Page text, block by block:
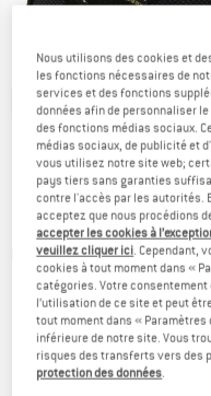
Photos détaillées
Nous utilisons des cookies et
les fonctions nécessaires de
services et des fonctions
données afin de personnaliser
des fonctions médias sociaux.
médias sociaux, de publicité et
vous utilisez notre site web;
pays tiers sans garanties
contre l'accès par les autorités.
acceptez que nous procédions
accepter les cookies à
veuillez cliquer ici. Cependant,
cookies à tout moment dans «
catégories. Votre consentement
l’utilisation de ce site et peut
tout moment dans «
inférieure de notre site. Vous
risques des transferts vers des
protection des données.